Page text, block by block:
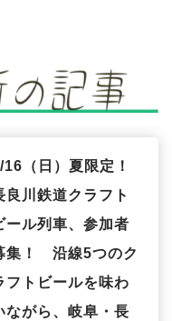
16（日）夏限定！
良川鉄道クラフト
ール列車、参加者
集！ 沿線5つのク
フトビールを味わ
ながら、岐阜・長